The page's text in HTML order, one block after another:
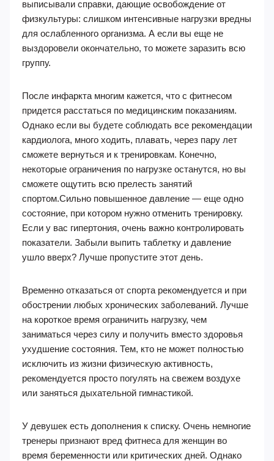
выписывали справки, дающие освобождение от
физкультуры: слишком интенсивные нагрузки вредны
для ослабленного организма. А если вы еще не
выздоровели окончательно, то можете заразить всю
группу.
После инфаркта многим кажется, что с фитнесом
придется расстаться по медицинским показаниям.
Однако если вы будете соблюдать все рекомендации
кардиолога, много ходить, плавать, через пару лет
сможете вернуться и к тренировкам. Конечно,
некоторые ограничения по нагрузке останутся, но вы
сможете ощутить всю прелесть занятий
спортом.Сильно повышенное давление — еще одно
состояние, при котором нужно отменить тренировку.
Если у вас гипертония, очень важно контролировать
показатели. Забыли выпить таблетку и давление
ушло вверх? Лучше пропустите этот день.
Временно отказаться от спорта рекомендуется и при
обострении любых хронических заболеваний. Лучше
на короткое время ограничить нагрузку, чем
заниматься через силу и получить вместо здоровья
ухудшение состояния. Тем, кто не может полностью
исключить из жизни физическую активность,
рекомендуется просто погулять на свежем воздухе
или заняться дыхательной гимнастикой.
У девушек есть дополнения к списку. Очень немногие
тренеры признают вред фитнеса для женщин во
время беременности или критических дней. Однако